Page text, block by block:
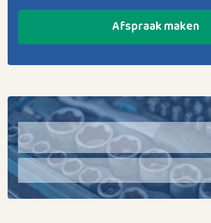
Afspraak maken